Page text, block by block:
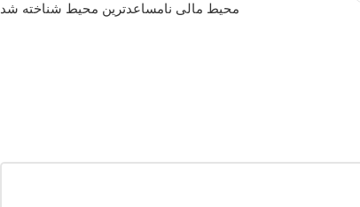
محیط مالی نامساعدترین محیط شناخته شد